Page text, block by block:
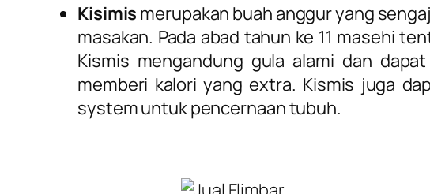
Kisimis merupakan buah anggur yang
masakan. Pada abad tahun ke 11 masehi
Kismis mengandung gula alami dan
memberi kalori yang extra. Kismis juga
system untuk pencernaan tubuh.